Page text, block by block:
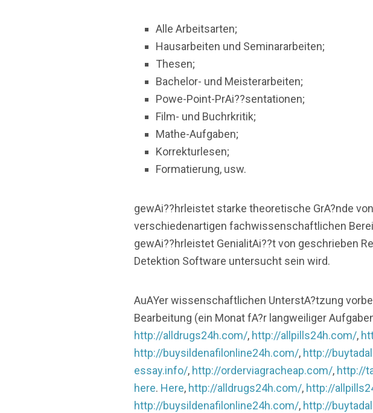
Alle Arbeitsarten;
Hausarbeiten und Seminararbeiten;
Thesen;
Bachelor- und Meisterarbeiten;
Powe-Point-PrAi??sentationen;
Film- und Buchrkritik;
Mathe-Aufgaben;
Korrekturlesen;
Formatierung, usw.
gewAi??hrleistet starke theoretische GrA?nde
verschiedenartigen fachwissenschaftlichen
gewAi??hrleistet GenialitAi??t von geschrieben
Detektion Software untersucht sein wird.
AuAYer wissenschaftlichen UnterstA?tzung
Bearbeitung (ein Monat fA?r langweiliger
http://alldrugs24h.com/, http://allpills24h.com/,
http://buysildenafilonline24h.com/, http://
essay.info/, http://orderviagracheap.com/, http://
here. Here, http://alldrugs24h.com/, http://
http://buysildenafilonline24h.com/, http://